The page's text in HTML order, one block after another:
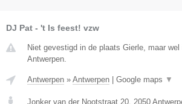
DJ Pat - 't Is feest! vzw
Niet gevestigd in de plaats Gierle, maar
Antwerpen.
Antwerpen » Antwerpen Google maps ▼
Jonker van der Nootstraat 20, 2050